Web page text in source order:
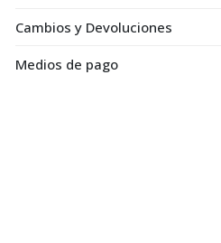
Cambios y Devoluciones
Medios de pago